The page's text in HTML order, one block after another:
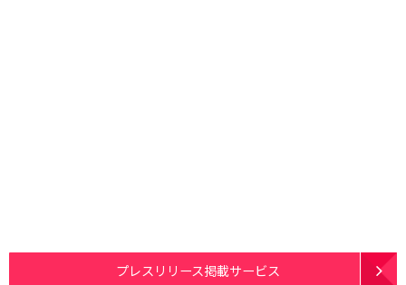
プレスリリース掲載サービス